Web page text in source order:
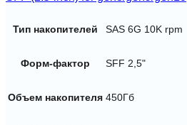
Тип накопителей SAS 6G 10K rpm
Форм-фактор SFF 2,5"
Объем накопителя 450Гб